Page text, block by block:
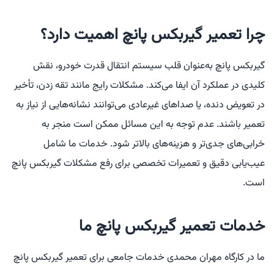
چرا تعمیر گیربکس پانچ اهمیت دارد؟
گیربکس پانچ به‌عنوان قلب سیستم انتقال قدرت خودرو، نقش
کلیدی در عملکرد آن ایفا می‌کند. مشکلات رایج مانند تقه زدن، تأخیر
در تعویض دنده، یا صداهای غیرعادی می‌توانند نشانه‌هایی از نیاز به
تعمیر باشند. عدم توجه به این مسائل ممکن است منجر به
خرابی‌های جدی‌تر و هزینه‌های بالاتر شود. خدمات ما شامل
عیب‌یابی دقیق و تعمیرات تخصصی برای رفع مشکلات گیربکس پانچ
است.
خدمات تعمیر گیربکس پانچ ما
ما در کارگاه مهران محمدی خدمات جامعی برای تعمیر گیربکس پانچ